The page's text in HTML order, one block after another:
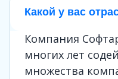
Какой у вас
Компания
многих лет
множества